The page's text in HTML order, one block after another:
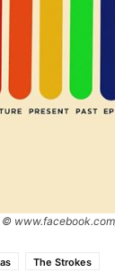
©
The Strokes